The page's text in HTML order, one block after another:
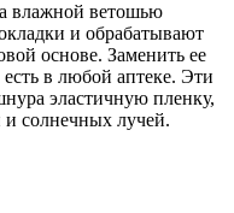
влажной ветошью
и обрабатывают
основе. Заменить ее
в любой аптеке. Эти
эластичную пленку,
солнечных лучей.